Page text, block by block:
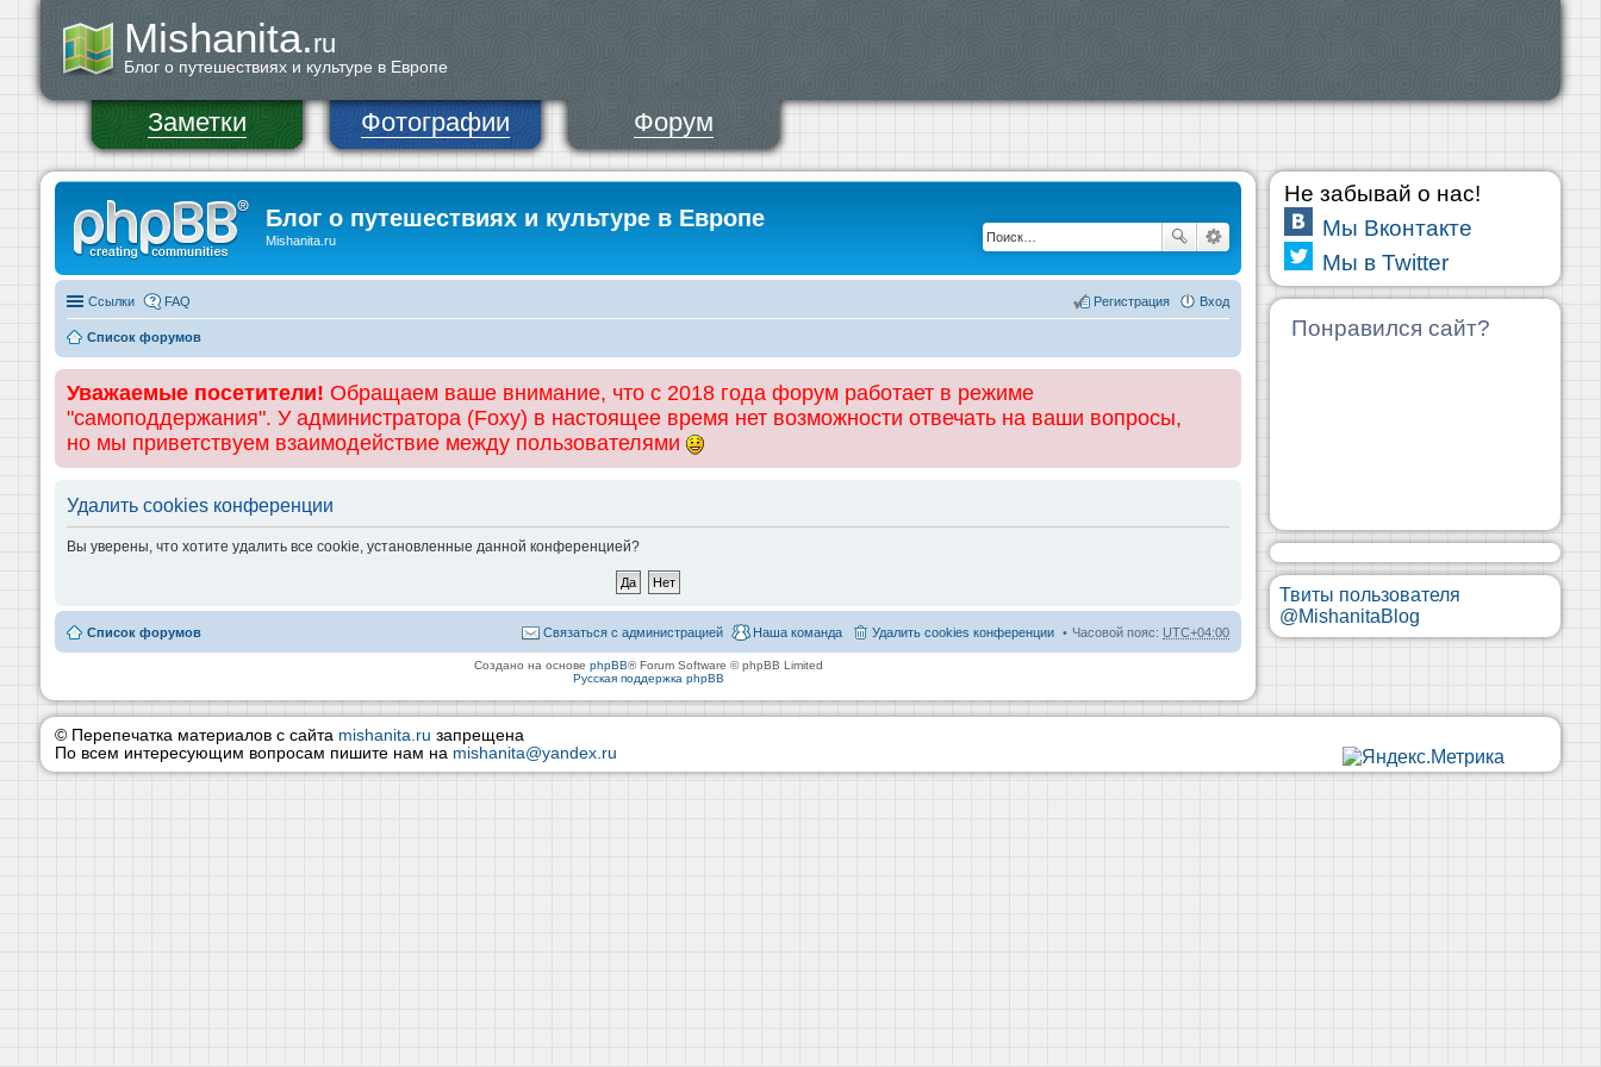
Mishanita.ru
Блог о путешествиях и культуре в Европе
Заметки Фотографии Форум
Блог о путешествиях и культуре в Европе
Mishanita.ru
Ссылки FAQ Вход
Регистрация
Список форумов
Уважаемые посетители! Обращаем ваше внимание, что с 2018 года форум работает в режиме
"самоподдержания". У администратора (Foxy) в настоящее время нет возможности отвечать на ваши вопросы,
но мы приветствуем взаимодействие между пользователями
Удалить cookies конференции
Вы уверены, что хотите удалить все cookie, установленные данной конференцией?
Список форумов Часовой пояс: UTC+04:00
Удалить cookies конференции
Наша команда
Связаться с администрацией
Создано на основе phpBB® Forum Software © phpBB Limited
Русская поддержка phpBB
Не забывай о нас!
Мы Вконтакте
Мы в Twitter
Понравился сайт?
Твиты пользователя
@MishanitaBlog
© Перепечатка материалов с сайта mishanita.ru запрещена
По всем интересующим вопросам пишите нам на mishanita@yandex.ru